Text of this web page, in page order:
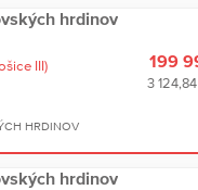
hrdinov
III)
199
3
HRDINOV
hrdinov